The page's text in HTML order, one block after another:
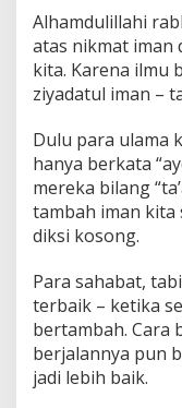
a
r
a
m
a
n
g
K
a
e
u
m
Alhamdulillahi
atas nikmat iman
kita. Karena ilmu
ziyadatul iman –
Dulu para ulama
hanya berkata
mereka bilang
tambah iman kita
diksi kosong.
Para sahabat,
terbaik – ketika
bertambah. Cara
berjalannya pun
jadi lebih baik.